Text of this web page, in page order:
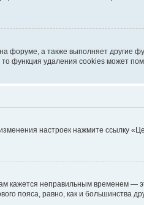
а также выполняет другие
функция удаления cookies может
настроек нажмите ссылку
неправильным временем —
пояса, равно, как и большинства